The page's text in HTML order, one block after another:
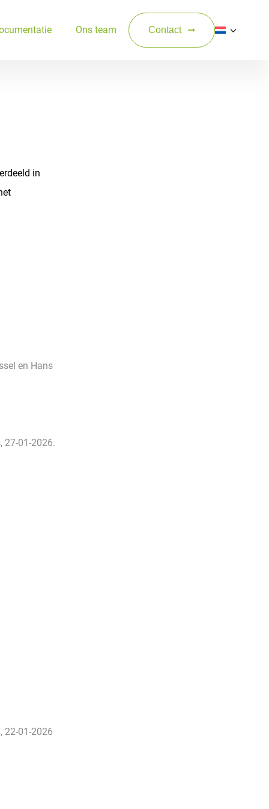
Ons team Contact
in
en Hans
27-01-2026.
22-01-2026